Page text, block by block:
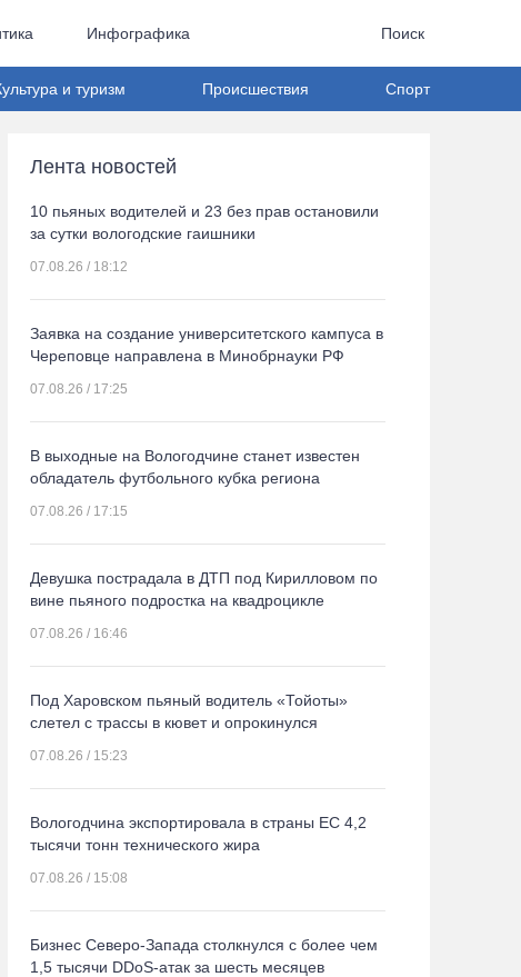
Инфографика Поиск
и туризм Происшествия Спорт
Лента новостей
10 пьяных водителей и 23 без прав остановили
за сутки вологодские гаишники
07.08.26 / 18:12
Заявка на создание университетского кампуса в
Череповце направлена в Минобрнауки РФ
07.08.26 / 17:25
В выходные на Вологодчине станет известен
обладатель футбольного кубка региона
07.08.26 / 17:15
Девушка пострадала в ДТП под Кирилловом по
вине пьяного подростка на квадроцикле
07.08.26 / 16:46
Под Харовском пьяный водитель «Тойоты»
слетел с трассы в кювет и опрокинулся
07.08.26 / 15:23
Вологодчина экспортировала в страны ЕС 4,2
тысячи тонн технического жира
07.08.26 / 15:08
Бизнес Северо-Запада столкнулся с более чем
1,5 тысячи DDoS-атак за шесть месяцев